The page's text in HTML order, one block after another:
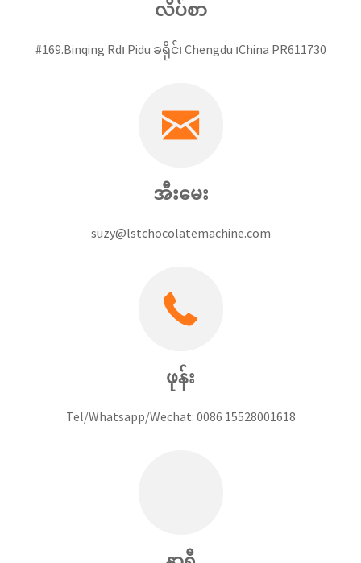
လိပ်စာ
#169.Binqing Rd၊ Pidu ခရိုင်၊ Chengdu ၊China PR611730
အီးမေး
suzy@lstchocolatemachine.com
ဖုန်း
Tel/Whatsapp/Wechat: 0086 15528001618